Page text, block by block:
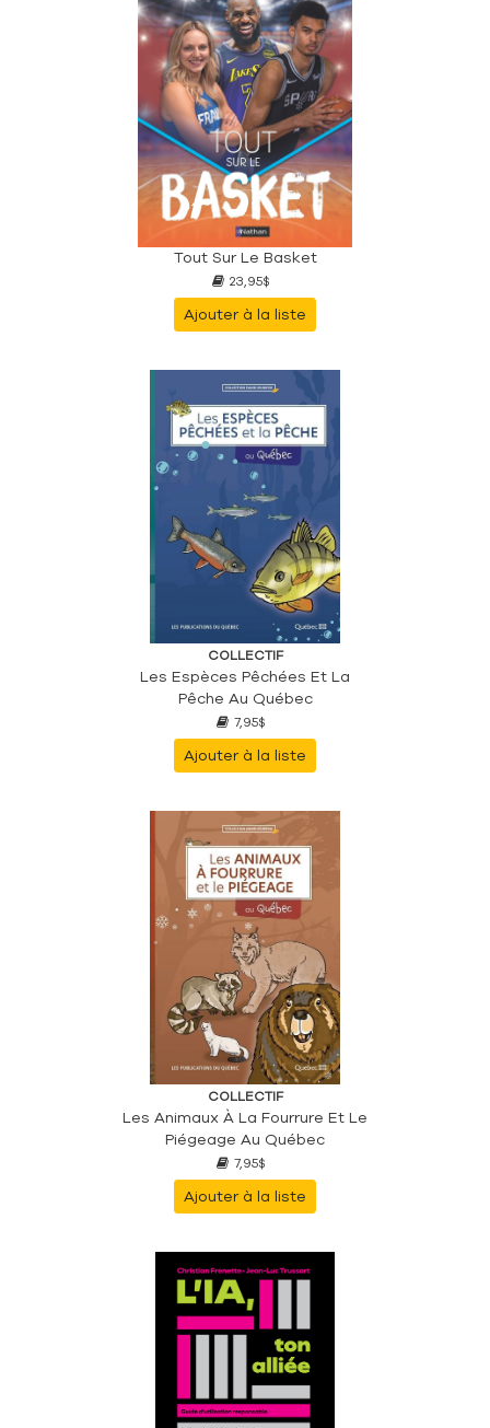
Tout Sur Le Basket
23,95$
Ajouter à la liste
COLLECTIF
Les Espèces Pêchées Et La
Pêche Au Québec
7,95$
Ajouter à la liste
COLLECTIF
Les Animaux À La Fourrure Et Le
Piégeage Au Québec
7,95$
Ajouter à la liste